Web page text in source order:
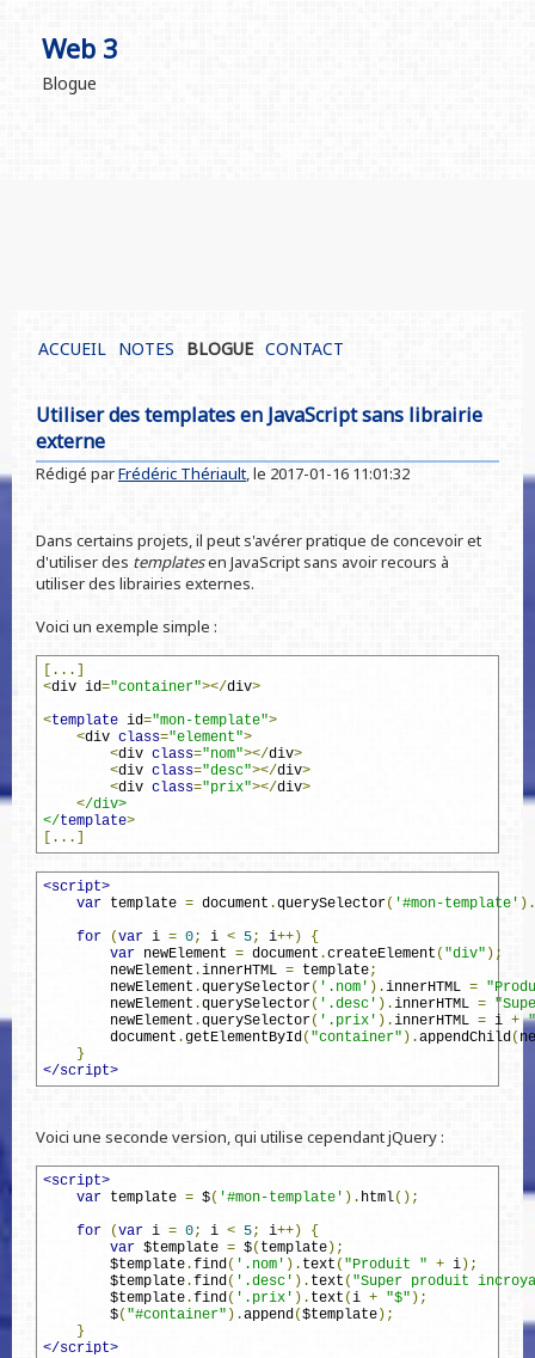
Web 3
Blogue
ACCUEIL NOTES BLOGUE CONTACT
Utiliser des templates en JavaScript sans librairie
externe
Rédigé parFrédéric Thériault, le 2017-01-16 11:01:32
Dans certains projets, il peut s'avérer pratique de concevoir et
d'utiliser des templatesen JavaScript sans avoir recours à
utiliser des librairies externes.
Voici un exemple simple :
[...]
<div id="container"></div>
<template id="mon-template">
<div class="element">
<div class="nom"></div>
<div class="desc"></div>
<div class="prix"></div>
</div>
</template>
[...]
<script>
var template = document .querySelector( '#mon-template' ).
for
(var i = 0; i < 5; i++)
{
var newElement = document .createElement ( "div" );
newElement .innerHTML = template;
newElement .querySelector( '.nom' ).innerHTML =
newElement .querySelector( '.desc' ).innerHTML =
newElement .querySelector( '.prix' ).innerHTML = i +
document .getElementById( "container" ).appendChild(
}
</script>
Voici une seconde version, qui utilise cependant jQuery :
<script>
var template = $( '#mon-template' ). html();
for
(var i = 0; i < 5; i++)
{
var $template = $( template );
$template.find( '.nom' ). text ( "Produit " + i );
$template.find( '.desc' ). text ( "Super produit
$template.find( '.prix' ). text (i + "$" );
$( "#container" ).append($template );
}
</script>